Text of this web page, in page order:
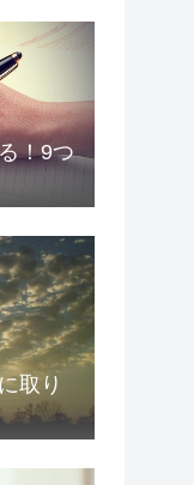
！9つ
取り